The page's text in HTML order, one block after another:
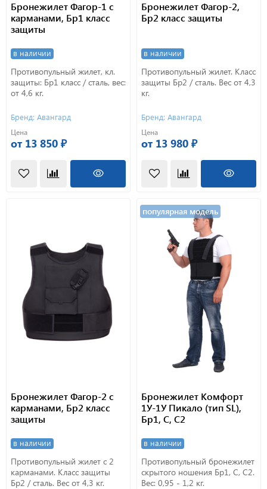
Бронежилет Фагор-1 с
карманами, Бр1 класс
защиты
в наличии
Противопульный жилет, кл.
защиты: Бр1 класс / сталь, вес:
от 4,6 кг.
Бренд: Авангард
Цена
от 13 850 ₽
Бронежилет Фагор-2,
Бр2 класс защиты
в наличии
Противопульный жилет. Класс
защиты Бр2 / сталь. Вес от 4,3
кг.
Бренд: Авангард
Цена
от 13 980 ₽
Бронежилет Фагор-2 с
карманами, Бр2 класс
защиты
в наличии
Противопульный жилет с 2
карманами. Класс защиты
Бр2 / сталь. Вес от 4,3 кг.
популярная модель
Бронежилет Комфорт
1У-1У Пикало (тип SL),
Бр1, С, С2
в наличии
Противопульный бронежилет
скрытого ношения Бр1, С, С2.
Вес: 0,95 - 1,2 кг.